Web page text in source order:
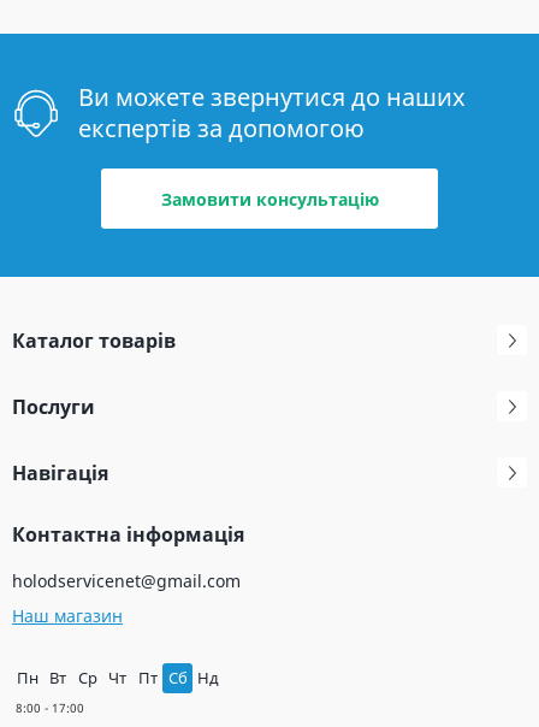
Ви можете звернутися до наших
експертів за допомогою
Замовити консультацію
Каталог товарів
Послуги
Навігація
Контактна інформація
holodservicenet@gmail.com
Наш магазин
Пн Вт Ср Чт Пт Сб Нд